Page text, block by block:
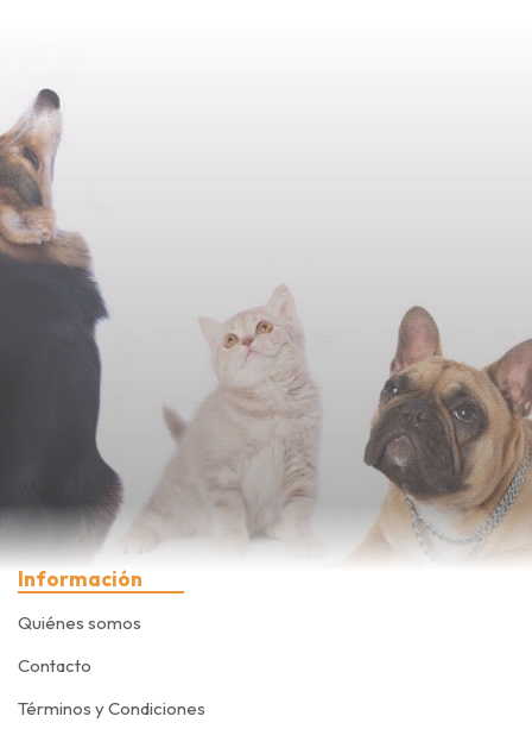
Información
Quiénes somos
Contacto
Términos y Condiciones